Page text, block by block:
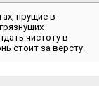
прущие в
чистоту в
стоит за версту.